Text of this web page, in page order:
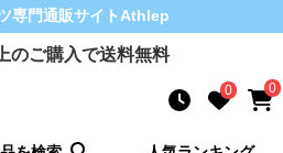
専門通販サイト Athlep
のご購入で送料無料
0 0